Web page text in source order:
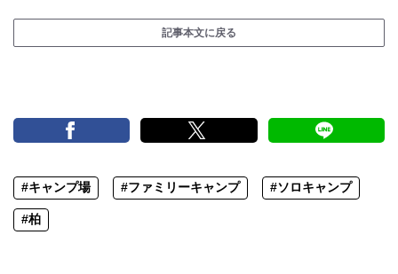
記事本文に戻る
#キャンプ場 #ファミリーキャンプ #ソロキャンプ
#柏